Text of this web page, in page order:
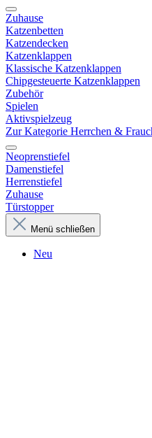
Zuhause
Katzenbetten
Katzendecken
Katzenklappen
Klassische Katzenklappen
Chipgesteuerte Katzenklappen
Zubehör
Spielen
Aktivspielzeug
Zur Kategorie Herrchen &
Neoprenstiefel
Damenstiefel
Herrenstiefel
Zuhause
Türstopper
Menü schließen
Neu